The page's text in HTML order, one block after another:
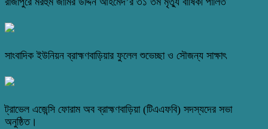
সাংবাদিক ইউনিয়ন ব্রাহ্মণবাড়িয়ার ফুলেল শুভেচ্ছা ও সৌজন্য সাক্ষাৎ
ট্রাভেল এজেন্সি ফোরাম অব ব্রাহ্মণবাড়িয়া (টিএএফবি) সদস্যদের সভা
অনুষ্ঠিত।